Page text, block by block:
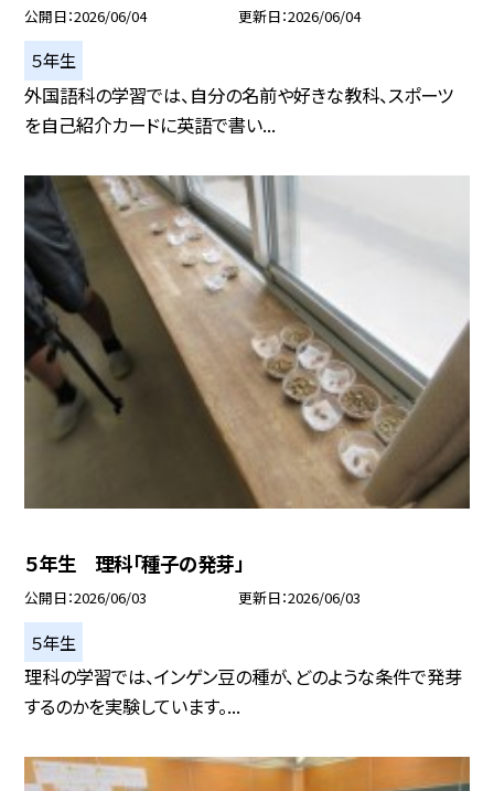
公開日 2026/06/04 更新日 2026/06/04
５年生
外国語科の学習では、自分の名前や好きな教科、スポーツ
を自己紹介カードに英語で書い...
５年生 理科「種子の発芽」
公開日 2026/06/03 更新日 2026/06/03
５年生
理科の学習では、インゲン豆の種が、どのような条件で発芽
するのかを実験しています。...